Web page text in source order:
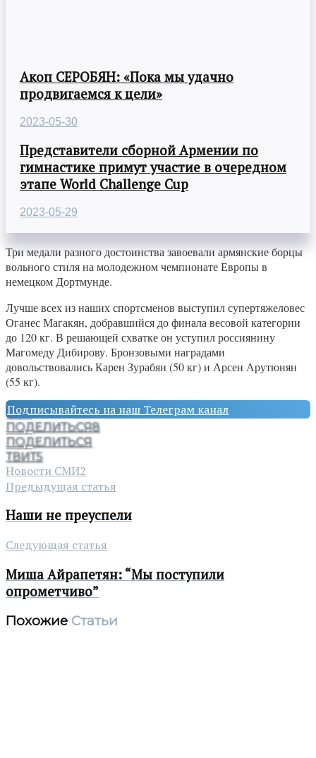
Акоп СЕРОБЯН: «Пока мы удачно
продвигаемся к цели»
2023-05-30
Представители сборной Армении по
гимнастике примут участие в очередном
этапе World Challenge Cup
2023-05-29
Три медали разного достоинства завоевали армянские борцы
вольного стиля на молодежном чемпионате Европы в
немецком Дортмунде.
Лучше всех из наших спортсменов выступил супертяжеловес
Оганес Магакян, добравшийся до финала весовой категории
до 120 кг. В решающей схватке он уступил россиянину
Магомеду Дибирову. Бронзовыми наградами
довольствовались Карен Зурабян (50 кг) и Арсен Арутюнян
(55 кг).
Подписывайтесь на наш Телеграм канал
ПОДЕЛИТЬСЯ8
ПОДЕЛИТЬСЯ
ТВИТ5
Новости СМИ2
Предыдущая статья
Наши не преуспели
Следующая статья
Миша Айрапетян: “Мы поступили
опрометчиво”
Похожие Статьи